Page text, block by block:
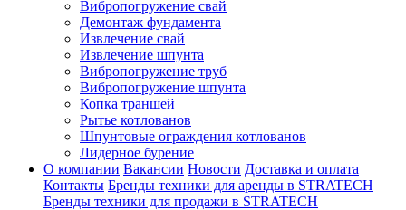
Вибропогружение свай
Демонтаж фундамента
Извлечение свай
Извлечение шпунта
Вибропогружение труб
Вибропогружение шпунта
Копка траншей
Рытье котлованов
Шпунтовые ограждения котлованов
Лидерное бурение
О компании Вакансии Новости Доставка и оплата
Контакты Бренды техники для аренды в STRATECH
Бренды техники для продажи в STRATECH